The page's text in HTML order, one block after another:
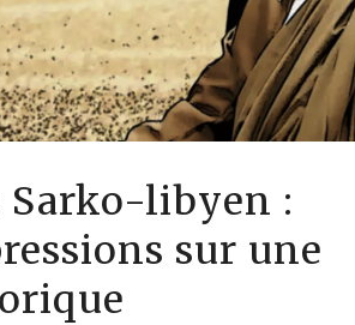
Sarko-libyen :
sur une